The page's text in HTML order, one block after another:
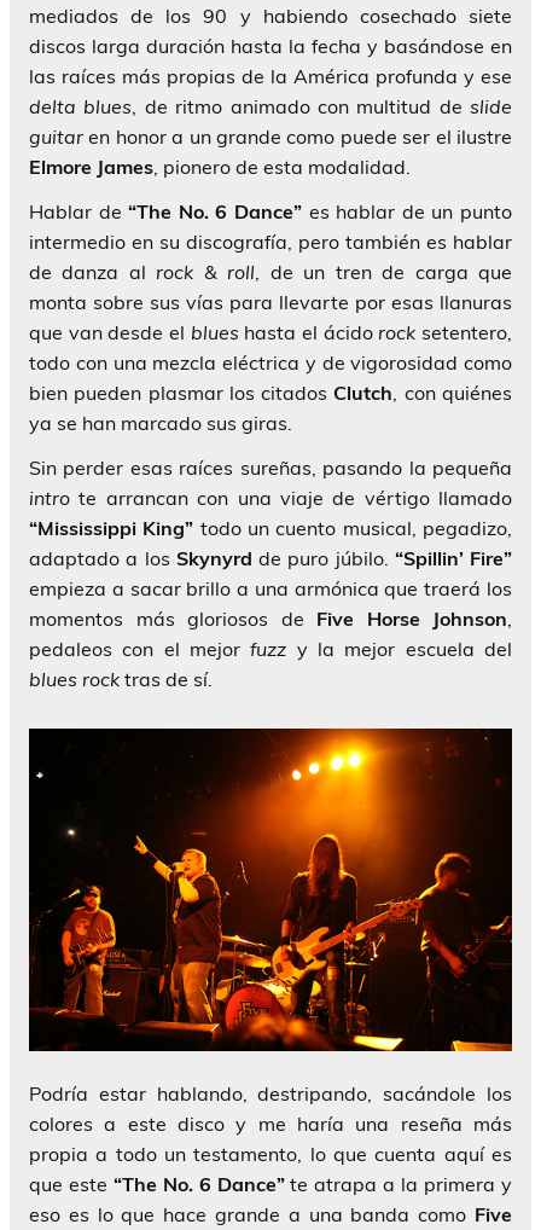
mediados de los 90 y habiendo cosechado siete
discos larga duración hasta la fecha y basándose en
las raíces más propias de la América profunda y ese
delta blues, de ritmo animado con multitud de slide
guitar en honor a un grande como puede ser el ilustre
Elmore James, pionero de esta modalidad.
Hablar de“The No. 6 Dance” es hablar de un punto
intermedio en su discografía, pero también es hablar
de danza al rock & roll, de un tren de carga que
monta sobre sus vías para llevarte por esas llanuras
que van desde el blues hasta el ácido rock setentero,
todo con una mezcla eléctrica y de vigorosidad como
bien pueden plasmar los citadosClutch, con quiénes
ya se han marcado sus giras.
Sin perder esas raíces sureñas, pasando la pequeña
intro te arrancan con una viaje de vértigo llamado
“Mississippi King” todo un cuento musical, pegadizo,
adaptado a los Skynyrd de puro júbilo. “Spillin’ Fire”
empieza a sacar brillo a una armónica que traerá los
momentos más gloriosos de Five Horse Johnson,
pedaleos con el mejorfuzz y la mejor escuela del
blues rock tras de sí.
Podría estar hablando, destripando, sacándole los
colores a este disco y me haría una reseña más
propia a todo un testamento, lo que cuenta aquí es
que este “The No. 6 Dance”te atrapa a la primera y
eso es lo que hace grande a una banda como Five